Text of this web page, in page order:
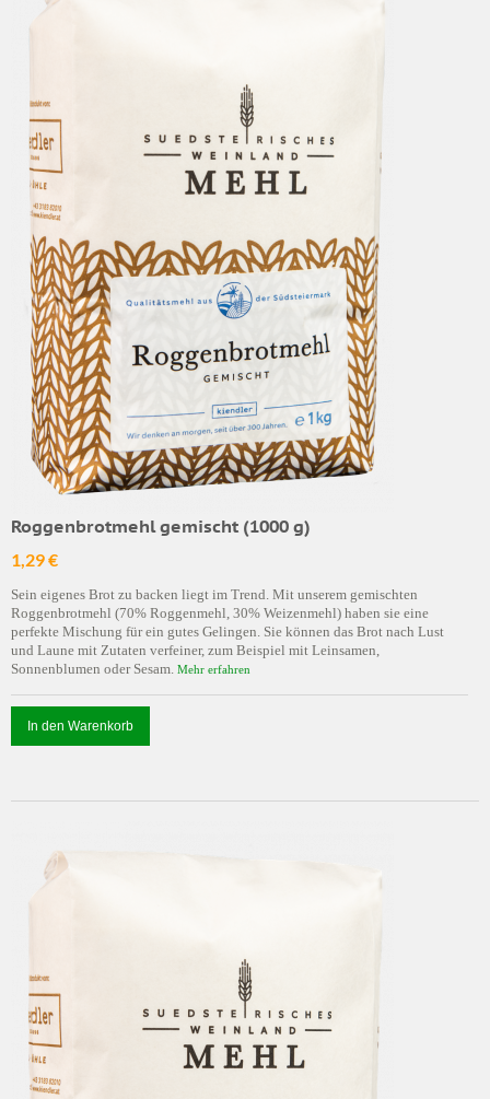
Roggenbrotmehl gemischt (1000 g)
1,29 €
Sein eigenes Brot zu backen liegt im Trend. Mit unserem gemischten
Roggenbrotmehl (70% Roggenmehl, 30% Weizenmehl) haben sie eine
perfekte Mischung für ein gutes Gelingen. Sie können das Brot nach Lust
und Laune mit Zutaten verfeiner, zum Beispiel mit Leinsamen,
Sonnenblumen oder Sesam. Mehr erfahren
In den Warenkorb